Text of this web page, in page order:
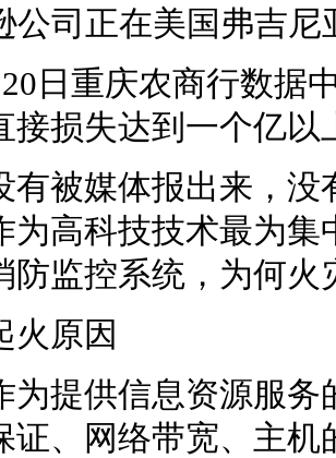
公司正在美国弗吉
日重庆农商行数据
接损失达到一个亿以
有被媒体报出来，
为高科技技术最为
防监控系统，为何火
火原因
为提供信息资源服
证、网络带宽、主